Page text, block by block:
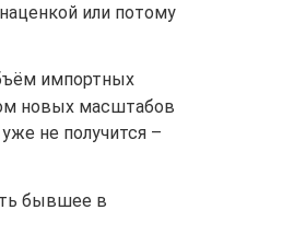
или потому
импортных
новых масштабов
не получится –
бывшее в